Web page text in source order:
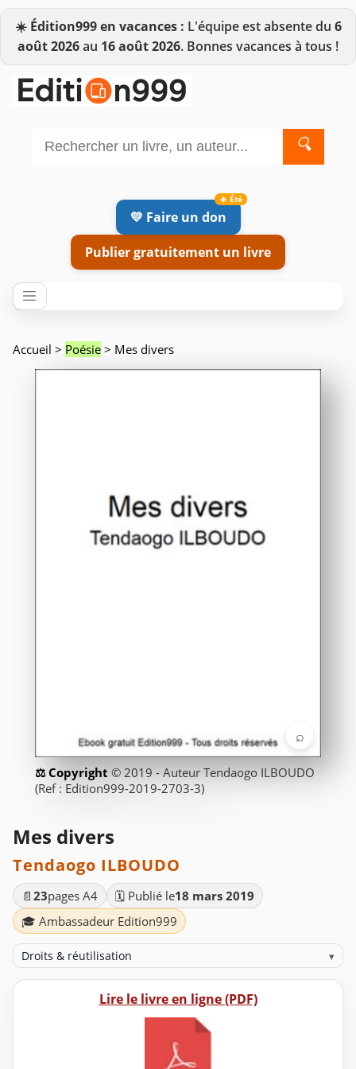
☀️ Édition999 en vacances : L'équipe est absente du 6
août 2026au 16 août 2026. Bonnes vacances à tous !
🔍
💛 Faire un don
Publier gratuitement un livre
Accueil > Poésie > Mes divers
⌕
© 2019 - Auteur Tendaogo ILBOUDO
(Ref : Edition999-2019-2703-3)
Mes divers
Tendaogo ILBOUDO
📄 23pages A4 🗓️ Publié le18 mars 2019
🎓 Ambassadeur Edition999
Droits & réutilisation ▾
Lire le livre en ligne (PDF)